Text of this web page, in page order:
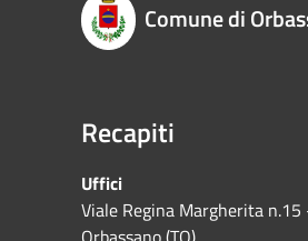
Comune di
Recapiti
Uffici
Viale Regina Margherita